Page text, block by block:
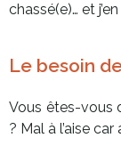
chassé(e)… et
Le besoin
Vous êtes-vous
? Mal à l’aise